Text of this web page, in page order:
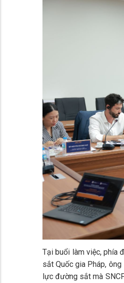
Tại buổi làm việc, phía
sắt Quốc gia Pháp,
lực đường sắt mà